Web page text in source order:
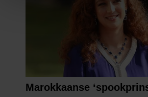
We gebruiken cookies om content en
personaliseren, om functies voor
en om ons websiteverkeer te
informatie over uw gebruik van onze
partners voor social media,
partners kunnen deze gegevens
informatie die u aan ze heeft verstrekt
verzameld op basis van uw gebruik